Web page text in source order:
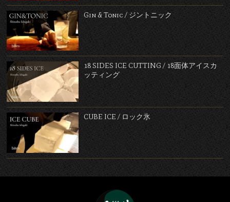
Gin & Tonic / ジントニック
18 SIDES ICE CUTTING / 18面体アイスカ
ッティング
CUBE ICE / ロック氷